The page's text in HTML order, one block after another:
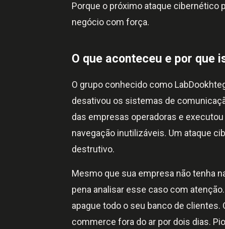
Porque o próximo ataque cibernético
negócio com força.
O que aconteceu e por que
O grupo conhecido como
desativou os sistemas de
das empresas operadoras e
navegação inutilizáveis. Um ataque
destrutivo.
Mesmo que sua empresa não tenha
pena analisar esse caso com
apague todo o seu banco de
commerce fora do ar por dois dias.